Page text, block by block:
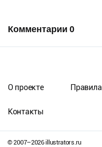
Комментарии 0
© 2007–2026illustrators.ru
О проекте Правила
Контакты